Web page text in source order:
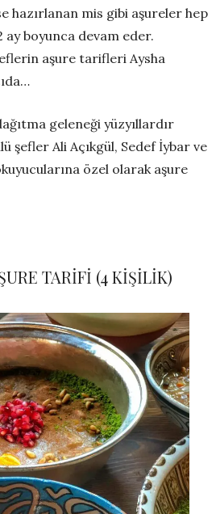
hazırlanan mis gibi aşureler hep
boyunca devam eder.
aşure tarifleri Aysha
geleneği yüzyıllardır
şefler Ali Açıkgül, Sedef İybar ve
özel olarak aşure
TARİFİ (4 KİŞİLİK)